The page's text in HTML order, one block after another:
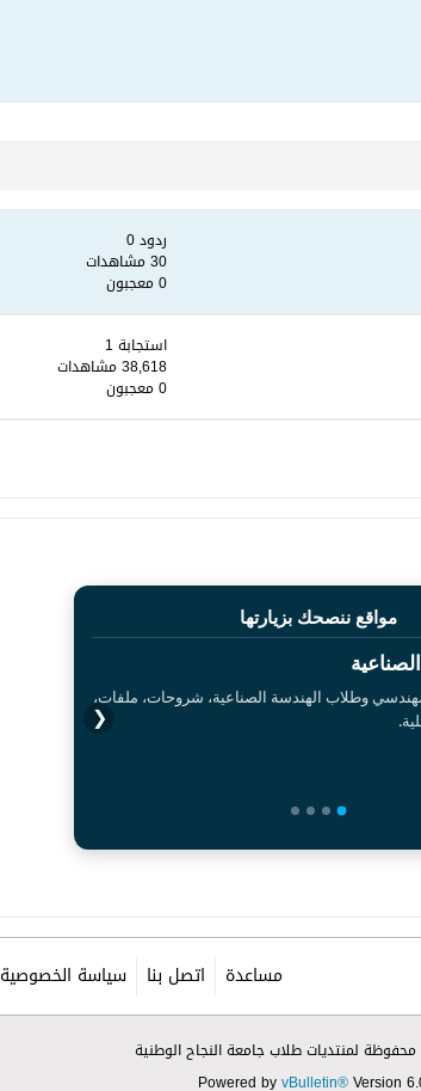
ردود 0
30 مشاهدات
0 معجبون
استجابة 1
38,618 مشاهدات
0 معجبون
مواقع ننصحك بزيارتها
وطلاب الهندسة الصناعية، شروحات، ملفات،
❮
مساعدة اتصل بنا سياسة الخصوصية
لمنتديات طلاب جامعة النجاح الوطنية
Powered byvBulletin®Version